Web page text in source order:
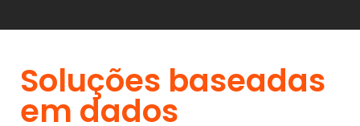
Soluções baseadas
em dados